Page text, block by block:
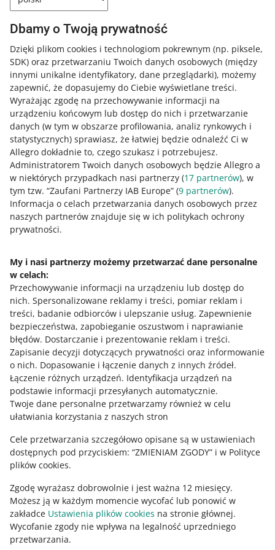
Dbamy o Twoją prywatność
Dzięki plikom cookies i technologiom pokrewnym (np. piksele,
SDK) oraz przetwarzaniu Twoich danych osobowych (między
innymi unikalne identyfikatory, dane przeglądarki), możemy
zapewnić, że dopasujemy do Ciebie wyświetlane treści.
Wyrażając zgodę na przechowywanie informacji na
urządzeniu końcowym lub dostęp do nich i przetwarzanie
danych (w tym w obszarze profilowania, analiz rynkowych i
statystycznych) sprawiasz, że łatwiej będzie odnaleźć Ci w
Allegro dokładnie to, czego szukasz i potrzebujesz.
Administratorem Twoich danych osobowych będzie Allegro a
w niektórych przypadkach nasi partnerzy (17 partnerów), w
tym tzw. “Zaufani Partnerzy IAB Europe” (9 partnerów).
Informacja o celach przetwarzania danych osobowych przez
naszych partnerów znajduje się w ich politykach ochrony
prywatności.
My i nasi partnerzy możemy przetwarzać dane personalne
w celach:
Przechowywanie informacji na urządzeniu lub dostęp do
nich. Spersonalizowane reklamy i treści, pomiar reklam i
treści, badanie odbiorców i ulepszanie usług. Zapewnienie
bezpieczeństwa, zapobieganie oszustwom i naprawianie
błędów. Dostarczanie i prezentowanie reklam i treści.
Zapisanie decyzji dotyczących prywatności oraz informowanie
o nich. Dopasowanie i łączenie danych z innych źródeł.
Łączenie różnych urządzeń. Identyfikacja urządzeń na
podstawie informacji przesyłanych automatycznie.
Twoje dane personalne przetwarzamy również w celu
ułatwiania korzystania z naszych stron
Cele przetwarzania szczegółowo opisane są w ustawieniach
dostępnych pod przyciskiem: “ZMIENIAM ZGODY” i w Polityce
plików cookies.
Zgodę wyrażasz dobrowolnie i jest ważna 12 miesięcy.
Możesz ją w każdym momencie wycofać lub ponowić w
zakładce Ustawienia plików cookies na stronie głównej.
Wycofanie zgody nie wpływa na legalność uprzedniego
przetwarzania.
Poznaj One Fulfillment by Allegro
PODCAST
025: Co zyskasz dołączając do One
Fulfillment by Allegro? - Mateusz
Długokęcki
PODCAST
031: One Fulfillment by Allegro ma już
rok - Martyna Menge-Jurska
PODCAST
010: Metody dostaw na Allegro - Marta
Wójcicka
011: Optymalizacja i automatyzacja w
Małagocki
PODCAST
012: Trendy logistyczne w sprzedaży
internetowej - Arkadiusz Kawa
PODCAST
042: Logistyka w Czechach - Olza
Logistic
PODCAST
046: Logistyka w e-commerce -
Potrzebujesz pomocy?
Skontaktuj się z nami
Zapytaj społeczność
Zajrzyj na Allegro Gadane
Ta strona jest też dostępna w innych językach